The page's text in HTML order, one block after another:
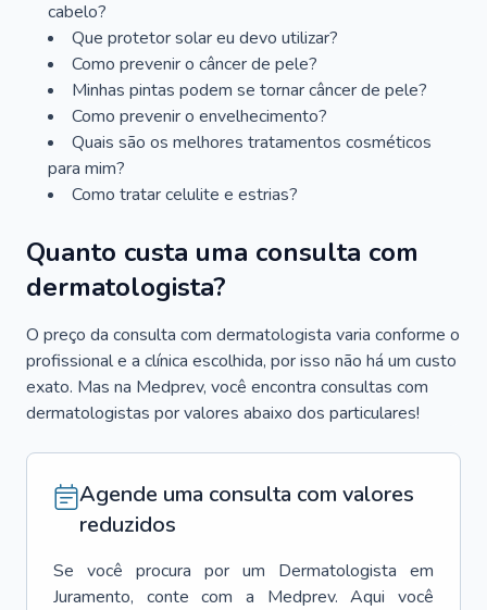
cabelo?
Que protetor solar eu devo utilizar?
Como prevenir o câncer de pele?
Minhas pintas podem se tornar câncer de pele?
Como prevenir o envelhecimento?
Quais são os melhores tratamentos cosméticos
para mim?
Como tratar celulite e estrias?
Quanto custa uma consulta com
dermatologista?
O preço da consulta com dermatologista varia conforme o
profissional e a clínica escolhida, por isso não há um custo
exato. Mas na Medprev, você encontra consultas com
dermatologistas por valores abaixo dos particulares!
Agende uma consulta com valores
reduzidos
Se você procura por um Dermatologista em
Juramento, conte com a Medprev. Aqui você